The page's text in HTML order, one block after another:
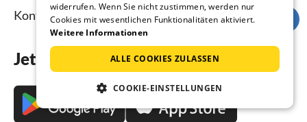
Kontakt
Jetzt die App downloaden
widerrufen. Wenn Sie nicht zustimmen, werden nur
Cookies mit wesentlichen Funktionalitäten aktiviert.
Weitere Informationen
ALLE COOKIES ZULASSEN
COOKIE-EINSTELLUNGEN